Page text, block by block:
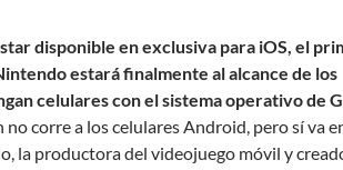
disponible en exclusiva para iOS, el
estará finalmente al alcance de los
celulares con el sistema operativo de
no corre a los celulares Android, pero sí va
la productora del videojuego móvil y